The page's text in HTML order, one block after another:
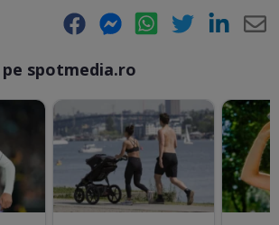
Facebook Messenger WhatsApp Twitter LinkedIn
spotmedia.ro